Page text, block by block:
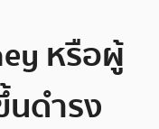
หรือผู้
นดำรง